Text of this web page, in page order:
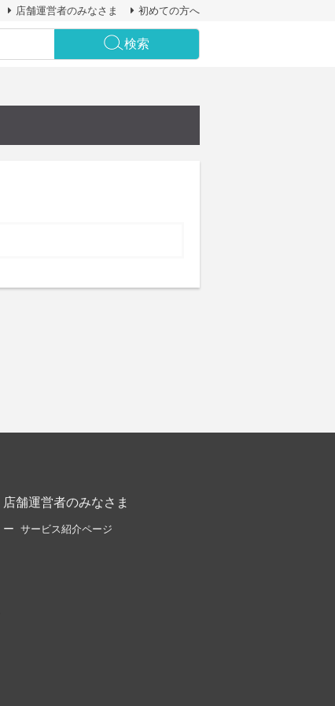
店舗運営者のみなさま 初めての方へ
検索
店舗運営者のみなさま
サービス紹介ページ